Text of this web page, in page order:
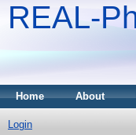
REAL-
Home About
Login